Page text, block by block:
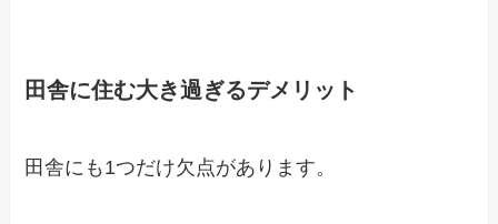
田舎に住む大き過ぎるデメリット
田舎にも1つだけ欠点があります。